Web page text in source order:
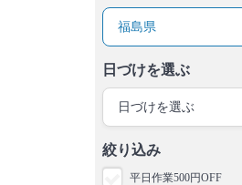
福島県
日づけを選ぶ
日づけを選ぶ
絞り込み
平日作業500円OFF